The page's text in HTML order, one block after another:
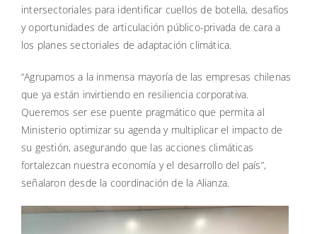
intersectoriales para identificar cuellos de botella, desafíos
y oportunidades de articulación público-privada de cara a
los planes sectoriales de adaptación climática.
“Agrupamos a la inmensa mayoría de las empresas chilenas
que ya están invirtiendo en resiliencia corporativa.
Queremos ser ese puente pragmático que permita al
Ministerio optimizar su agenda y multiplicar el impacto de
su gestión, asegurando que las acciones climáticas
fortalezcan nuestra economía y el desarrollo del país”,
señalaron desde la coordinación de la Alianza.